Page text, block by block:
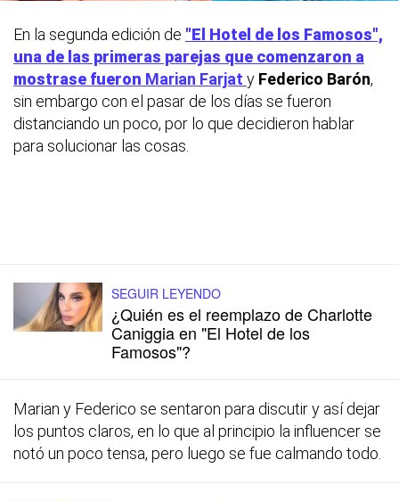
En la segunda edición de "El Hotel de los Famosos",
una de las primeras parejas que comenzaron a
mostrase fueron Marian Farjat y Federico Barón,
sin embargo con el pasar de los días se fueron
distanciando un poco, por lo que decidieron hablar
para solucionar las cosas.
SEGUIR LEYENDO
¿Quién es el reemplazo de Charlotte
Caniggia en "El Hotel de los
Famosos"?
Marian y Federico se sentaron para discutir y así dejar
los puntos claros, en lo que al principio la influencer se
notó un poco tensa, pero luego se fue calmando todo.